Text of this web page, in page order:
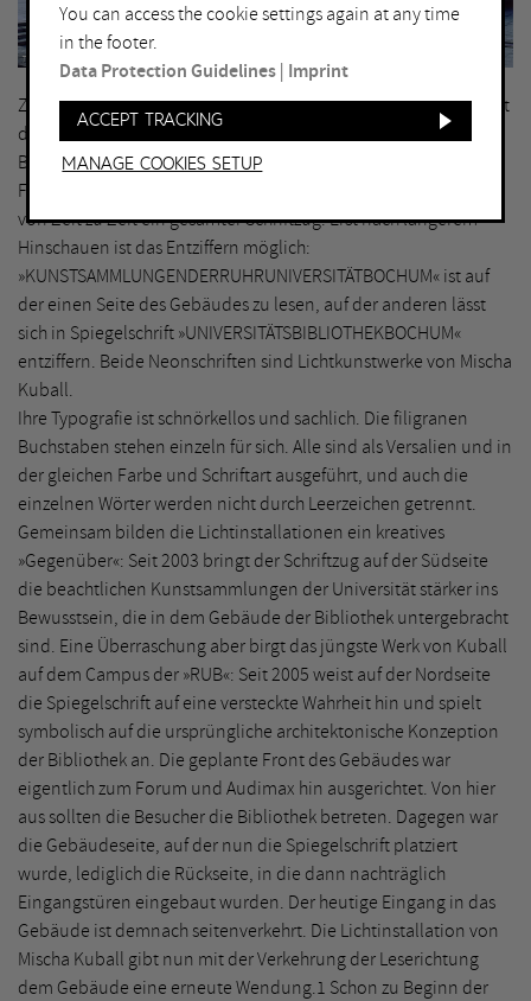
Thorsten Koch, Bochum © VG Bild-Kunst, Bonn 2019
Zunächst irritierende Leuchtzeichen lenken die Aufmerksamkeit
des Betrachters auf ein zentrales Gebäude der Ruhr-Universität
Bochum: In regelmäßigen Abständen blinken dort auf zwei
Fassaden der Universitätsbibliothek einzelne Buchstaben auf,
von Zeit zu Zeit ein gesamter Schriftzug. Erst nach längerem
Hinschauen ist das Entziffern möglich:
»KUNSTSAMMLUNGENDERRUHRUNIVERSITÄTBOCHUM« ist auf
der einen Seite des Gebäudes zu lesen, auf der anderen lässt
sich in Spiegelschrift »UNIVERSITÄTSBIBLIOTHEKBOCHUM«
entziffern. Beide Neonschriften sind Lichtkunstwerke von Mischa
Kuball.
Ihre Typografie ist schnörkellos und sachlich. Die filigranen
Buchstaben stehen einzeln für sich. Alle sind als Versalien und in
der gleichen Farbe und Schriftart ausgeführt, und auch die
einzelnen Wörter werden nicht durch Leerzeichen getrennt.
Gemeinsam bilden die Lichtinstallationen ein kreatives
»Gegenüber«: Seit 2003 bringt der Schriftzug auf der Südseite
die beachtlichen Kunstsammlungen der Universität stärker ins
Bewusstsein, die in dem Gebäude der Bibliothek untergebracht
sind. Eine Überraschung aber birgt das jüngste Werk von Kuball
auf dem Campus der »RUB«: Seit 2005 weist auf der Nordseite
die Spiegelschrift auf eine versteckte Wahrheit hin und spielt
symbolisch auf die ursprüngliche architektonische Konzeption
der Bibliothek an. Die geplante Front des Gebäudes war
eigentlich zum Forum und Audimax hin ausgerichtet. Von hier
aus sollten die Besucher die Bibliothek betreten. Dagegen war
die Gebäudeseite, auf der nun die Spiegelschrift platziert
wurde, lediglich die Rückseite, in die dann nachträglich
Eingangstüren eingebaut wurden. Der heutige Eingang in das
Gebäude ist demnach seitenverkehrt. Die Lichtinstallation von
Mischa Kuball gibt nun mit der Verkehrung der Leserichtung
dem Gebäude eine erneute Wendung.1 Schon zu Beginn der
You can access the cookie settings again at any time
in the footer.
Data Protection Guidelines Imprint
Accept tracking
Manage Cookies setup